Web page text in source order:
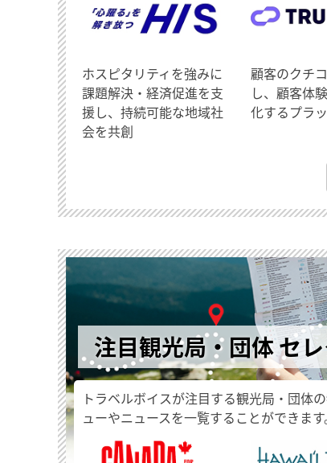
ホスピタリティを強みに
課題解決・経済促進を支
援し、持続可能な地域社
会を共創
顧客のクチ
し、顧客体
化するプラ
注目観光局・団体 セ
トラベルボイスが注目する観光局・団体
ューやニュースを一覧することができます